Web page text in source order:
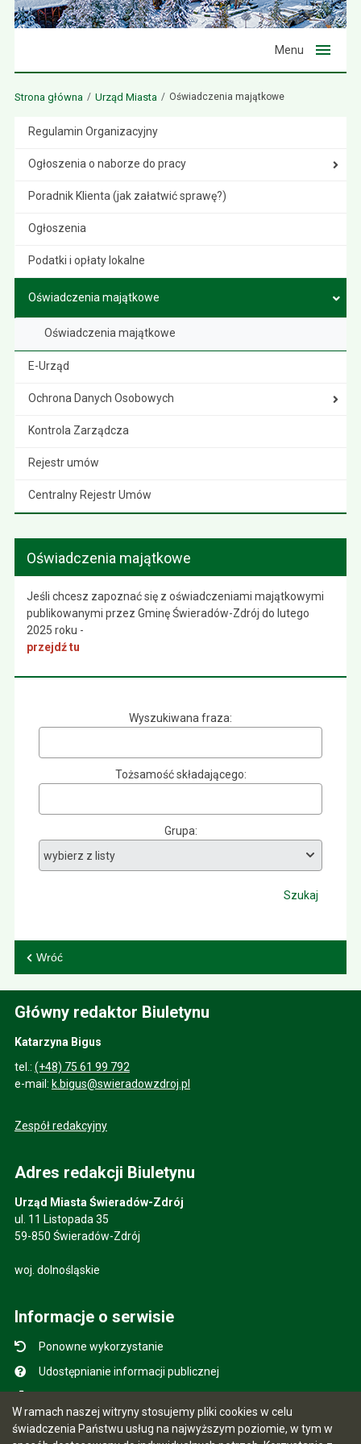
W ramach naszej witryny stosujemy pliki cookies w celu
świadczenia Państwu usług na najwyższym poziomie, w tym w
Menu
Strona główna Urząd Miasta Oświadczenia majątkowe
Regulamin Organizacyjny
Ogłoszenia o naborze do pracy
Poradnik Klienta (jak załatwić sprawę?)
Ogłoszenia
Podatki i opłaty lokalne
Oświadczenia majątkowe
Oświadczenia majątkowe
E-Urząd
Ochrona Danych Osobowych
Kontrola Zarządcza
Rejestr umów
Centralny Rejestr Umów
Oświadczenia majątkowe
Jeśli chcesz zapoznać się z oświadczeniami majątkowymi
publikowanymi przez Gminę Świeradów-Zdrój do lutego
2025 roku -
przejdź tu
Wyszukiwana fraza
Tożsamość składającego
Grupa
Szukaj
Wróć
Główny redaktor Biuletynu
Katarzyna Bigus
tel.: (+48) 75 61 99 792
e-mail: k.bigus@swieradowzdroj.pl
Zespół redakcyjny
Adres redakcji Biuletynu
Urząd Miasta Świeradów-Zdrój
ul. 11 Listopada 35
59-850 Świeradów-Zdrój
woj. dolnośląskie
Informacje o serwisie
Ponowne wykorzystanie
Udostępnianie informacji publicznej
Instrukcja obsługi